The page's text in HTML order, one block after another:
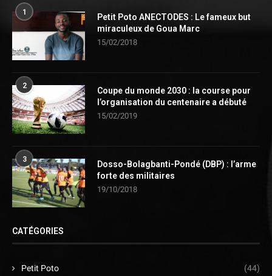
1
Petit Poto ANECTODES : Le fameux but
miraculeux de Goua Marc
15/02/2018
2
Coupe du monde 2030 : la course pour
l’organisation du centenaire a débuté
15/02/2019
3
Dosso-Bolagbanti-Pondé (DBP) : l’arme
forte des militaires
19/10/2018
CATÉGORIES
Petit Poto (44)